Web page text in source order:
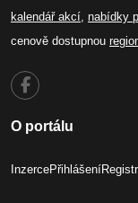
kalendář akcí, nabídky
cenově dostupnou
O portálu
InzercePřihlášení